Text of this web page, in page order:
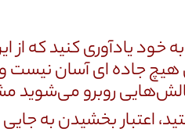
کنید که از
هیچ جاده ای آسان
روبرو می‌شوید
اعتبار بخشیدن به